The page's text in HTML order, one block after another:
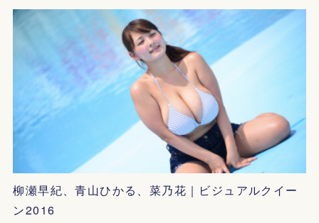
柳瀬早紀、青山ひかる、菜乃花｜ビジュアルクイー
ン2016